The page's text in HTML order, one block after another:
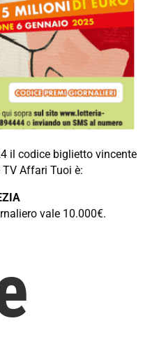
il codice biglietto vincente
Affari Tuoi è:
vale 10.000€.